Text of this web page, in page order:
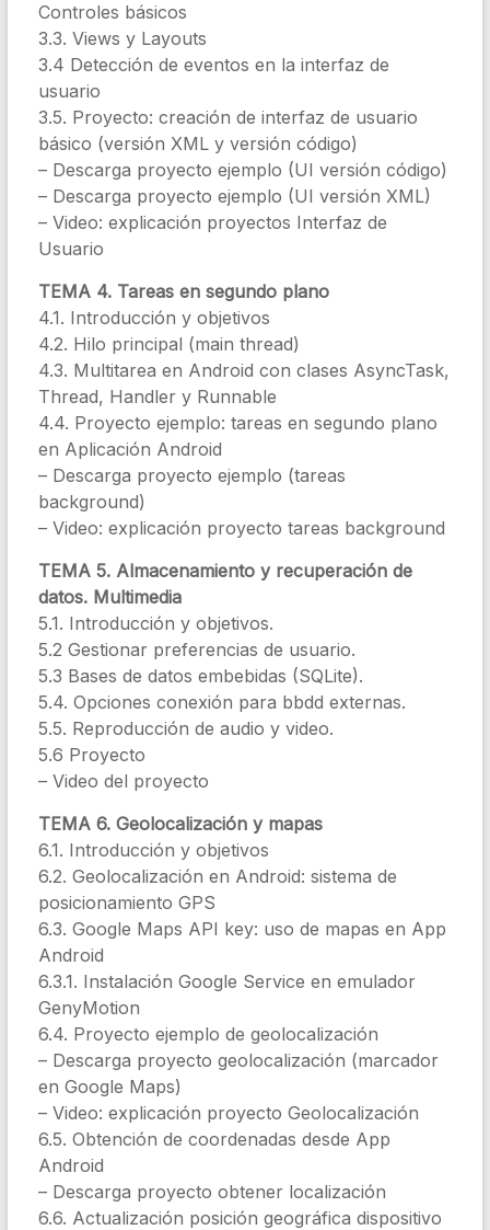
Controles básicos
3.3. Views y Layouts
3.4 Detección de eventos en la interfaz de
usuario
3.5. Proyecto: creación de interfaz de usuario
básico (versión XML y versión código)
– Descarga proyecto ejemplo (UI versión código)
– Descarga proyecto ejemplo (UI versión XML)
– Video: explicación proyectos Interfaz de
Usuario
TEMA 4. Tareas en segundo plano
4.1. Introducción y objetivos
4.2. Hilo principal (main thread)
4.3. Multitarea en Android con clases AsyncTask,
Thread, Handler y Runnable
4.4. Proyecto ejemplo: tareas en segundo plano
en Aplicación Android
– Descarga proyecto ejemplo (tareas
background)
– Video: explicación proyecto tareas background
TEMA 5. Almacenamiento y recuperación de
datos. Multimedia
5.1. Introducción y objetivos.
5.2 Gestionar preferencias de usuario.
5.3 Bases de datos embebidas (SQLite).
5.4. Opciones conexión para bbdd externas.
5.5. Reproducción de audio y video.
5.6 Proyecto
– Video del proyecto
TEMA 6. Geolocalización y mapas
6.1. Introducción y objetivos
6.2. Geolocalización en Android: sistema de
posicionamiento GPS
6.3. Google Maps API key: uso de mapas en App
Android
6.3.1. Instalación Google Service en emulador
GenyMotion
6.4. Proyecto ejemplo de geolocalización
– Descarga proyecto geolocalización (marcador
en Google Maps)
– Video: explicación proyecto Geolocalización
6.5. Obtención de coordenadas desde App
Android
– Descarga proyecto obtener localización
6.6. Actualización posición geográfica dispositivo